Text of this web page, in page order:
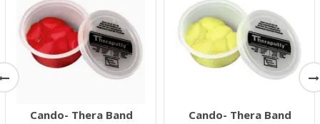
Cando- Thera Band
Cando- Thera Band